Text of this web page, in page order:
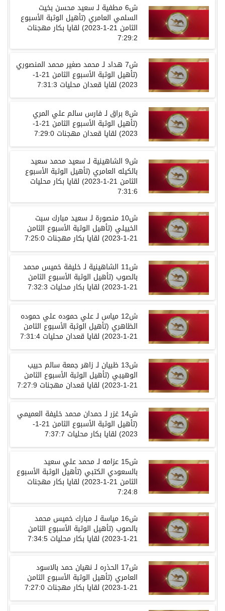
ش6مطفية لـ سعيد محسن بخيت
السلمي العامري (تأهيل الوثبة الأسبوع
الثامن 21-1-2023) لقايا بكار مهجنات
7:29:2
ش7هداد لـ محمد صغير محمد المنصوري
(تأهيل الوثبة الأسبوع الثامن 21-1-
2023) لقايا قعدان محليات
ش8براق لـ فارس سالم علي المري
(تأهيل الوثبة الأسبوع الثامن 21-1-
2023) لقايا قعدان مهجنات
ش9الشاهينية لـ سعيد محمد سعيد
بالكيله العامري (تأهيل الوثبة الأسبوع
الثامن 21-1-2023) لقايا بكار محليات
7:31:6
ش10 منصورة لـ سعيد مبارك سبت
الخييلي (تأهيل الوثبة الأسبوع الثامن
21-1-2023) لقايا بكار مهجنات
ش11 الشاهينية لـ خليفة خميس محمد
بالصوب (تأهيل الوثبة الأسبوع الثامن
21-1-2023) لقايا بكار محليات
ش12 مياس لـ علي حموده علي حموده
الظاهري (تأهيل الوثبة الأسبوع الثامن
21-1-2023) لقايا قعدان محليات
ش13 ظبيان لـ زاهر جمعة سالم حبيب
الوهيبي (تأهيل الوثبة الأسبوع الثامن
21-1-2023) لقايا قعدان مهجنات
ش14 غزر لـ حمدان محمد خليفة العميمي
(تأهيل الوثبة الأسبوع الثامن 21-1-
2023) لقايا بكار محليات
ش15 عزامه لـ محمد علي سعيد
بالسعودي الكتبي (تأهيل الوثبة الأسبوع
الثامن 21-1-2023) لقايا بكار مهجنات
7:24:8
ش16 مياسة لـ مبارك خميس محمد
بالصوب (تأهيل الوثبة الأسبوع الثامن
21-1-2023) لقايا بكار محليات
ش17 الحذره لـ نهيان حمد بالاسود
العامري (تأهيل الوثبة الأسبوع الثامن
21-1-2023) لقايا بكار مهجنات